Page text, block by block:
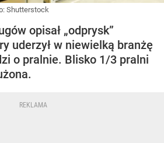
Shutterstock
opisał „odprysk”
uderzył w niewielką branżę
o pralnie. Blisko 1/3 pralni